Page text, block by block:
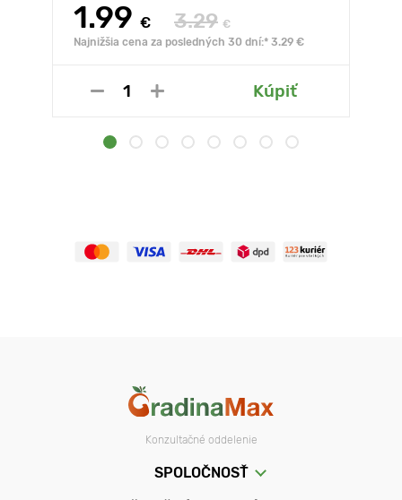
1.99 € 3.29 €
Najnižšia cena za posledných 30 dní:* 3.29 €
Kúpiť
Konzultačné oddelenie
SPOLOČNOSŤ